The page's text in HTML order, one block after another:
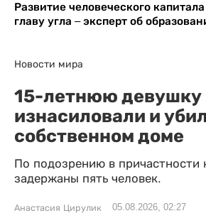
Развитие человеческого
главу угла – эксперт об
Новости мира
15-летнюю девушку
изнасиловали и
собственном доме
По подозрению в причастности
задержаны пять человек.
Анастасия Цирулик 05.08.2026, 02:27